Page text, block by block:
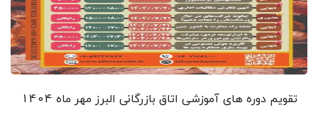
تقویم دوره های آموزشی اتاق بازرگانی البرز مهر ماه 1404